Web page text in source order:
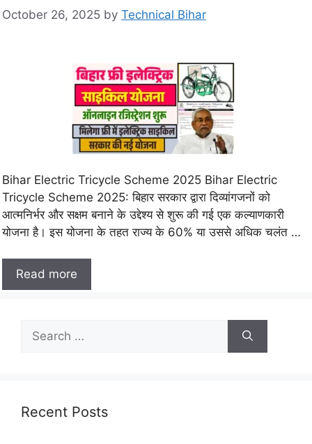
October 26, 2025 by Technical Bihar
Bihar Electric Tricycle Scheme 2025 Bihar Electric
Tricycle Scheme 2025: बिहार सरकार द्वारा दिव्यांगजनों को
आत्मनिर्भर और सक्षम बनाने के उद्देश्य से शुरू की गई एक कल्याणकारी
योजना है। इस योजना के तहत राज्य के 60% या उससे अधिक चलंत …
Read more
Recent Posts